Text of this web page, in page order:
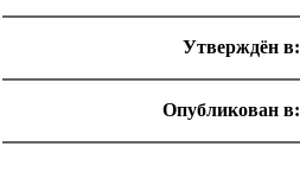
Утверждён в:
Опубликован в: